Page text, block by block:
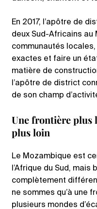
En 2017, l’apôtre de
deux Sud-Africains au
communautés
exactes et faire un
matière de
l’apôtre de district
de son champ
Une frontière plus
plus loin
Le Mozambique est
l’Afrique du Sud, mais
complètement
ne sommes qu’à une
plusieurs mondes